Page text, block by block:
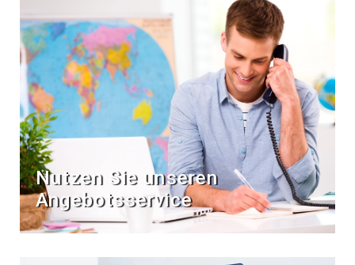
Nutzen Sie unseren
Angebotsservice